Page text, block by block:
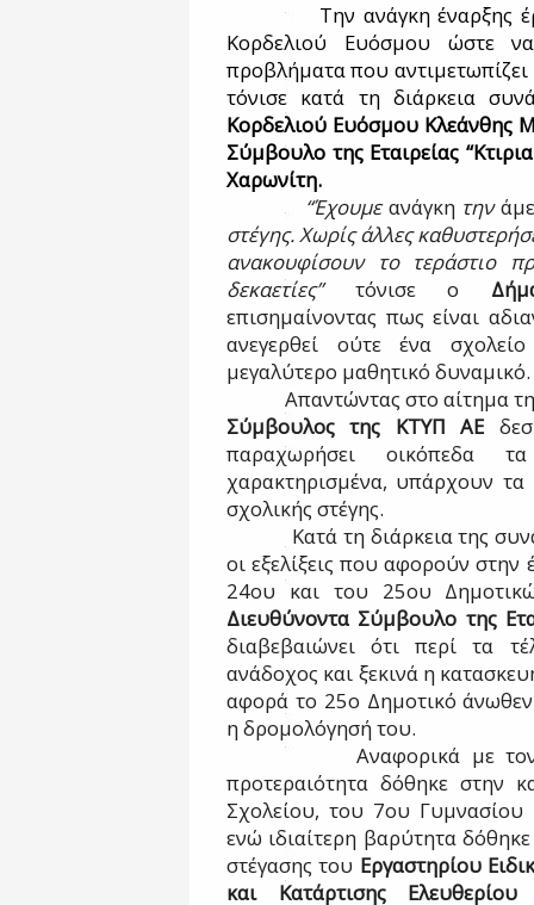
Την ανάγκη έναρξης
Κορδελιού Ευόσμου ώστε
προβλήματα που
τόνισε κατά τη διάρκεια
Κορδελιού Ευόσμου Κλεάνθης
Σύμβουλο της Εταιρείας
Χαρωνίτη.
“Έχουμεανάγκη την
στέγης. Χωρίς άλλες
ανακουφίσουν το τεράστιο
δεκαετίες” τόνισε ο
επισημαίνοντας πως είναι
ανεγερθεί ούτε ένα
μεγαλύτερο μαθητικό δυναμικό.
Απαντώντας στο αίτημα
Σύμβουλος της ΚΤΥΠ ΑΕ
παραχωρήσει οικόπεδα
χαρακτηρισμένα, υπάρχουν
σχολικής στέγης.
Κατά τη διάρκεια της
οι εξελίξεις που αφορούν
24ου και του 25ου
Διευθύνοντα Σύμβουλο της
διαβεβαιώνει ότι περί τα
ανάδοχος και ξεκινά η
αφορά το 25ο Δημοτικό άνωθεν
η δρομολόγησή του.
Αναφορικά με
προτεραιότητα δόθηκε στην
Σχολείου, του 7ου
ενώ ιδιαίτερη βαρύτητα
στέγασης του Εργαστηρίου
και Κατάρτισης Ελευθερίου